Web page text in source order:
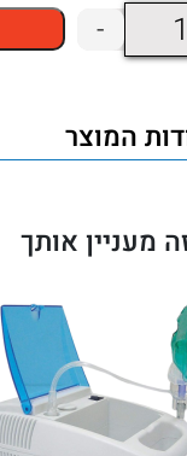
-
המוצר
מעניין אותך